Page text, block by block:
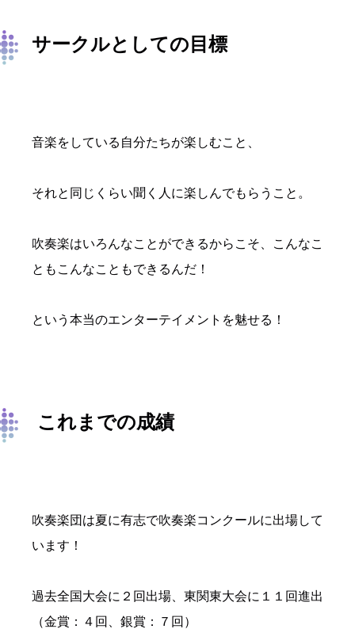
サークルとしての目標
音楽をしている自分たちが楽しむこと、
それと同じくらい聞く人に楽しんでもらうこと。
吹奏楽はいろんなことができるからこそ、こんなこ
ともこんなこともできるんだ！
という本当のエンターテイメントを魅せる！
これまでの成績
吹奏楽団は夏に有志で吹奏楽コンクールに出場して
います！
過去全国大会に２回出場、東関東大会に１１回進出
（金賞：４回、銀賞：７回）